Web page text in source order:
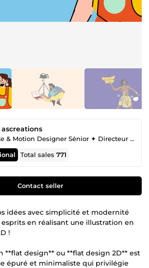
ascreations
Graphiste & Motion Designer Sénior ✦ Directeur artistique ✦ Identités Visuelles Uniques & Sur-Mesure
Total sales771
Contact seller
idées avec simplicité et modernité
en réalisant une illustration en
!
**flat design** ou **flat design 2D** est
épuré et minimaliste qui privilégie